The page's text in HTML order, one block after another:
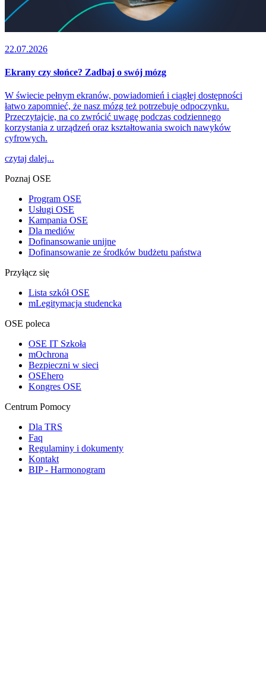
22.07.2026
Ekrany czy słońce? Zadbaj o swój mózg
W świecie pełnym ekranów, powiadomień i ciągłej dostępności
łatwo zapomnieć, że nasz mózg też potrzebuje odpoczynku.
Przeczytajcie, na co zwrócić uwagę podczas codziennego
korzystania z urządzeń oraz kształtowania swoich nawyków
cyfrowych.
czytaj dalej...
Poznaj OSE
Program OSE
Usługi OSE
Kampania OSE
Dla mediów
Dofinansowanie unijne
Dofinansowanie ze środków budżetu państwa
Przyłącz się
Lista szkół OSE
mLegitymacja studencka
OSE poleca
OSE IT Szkoła
mOchrona
Bezpieczni w sieci
OSEhero
Kongres OSE
Centrum Pomocy
Dla TRS
Faq
Regulaminy i dokumenty
Kontakt
BIP - Harmonogram